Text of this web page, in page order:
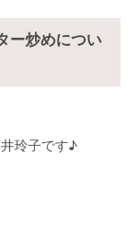
ー炒めについ
玲子です♪